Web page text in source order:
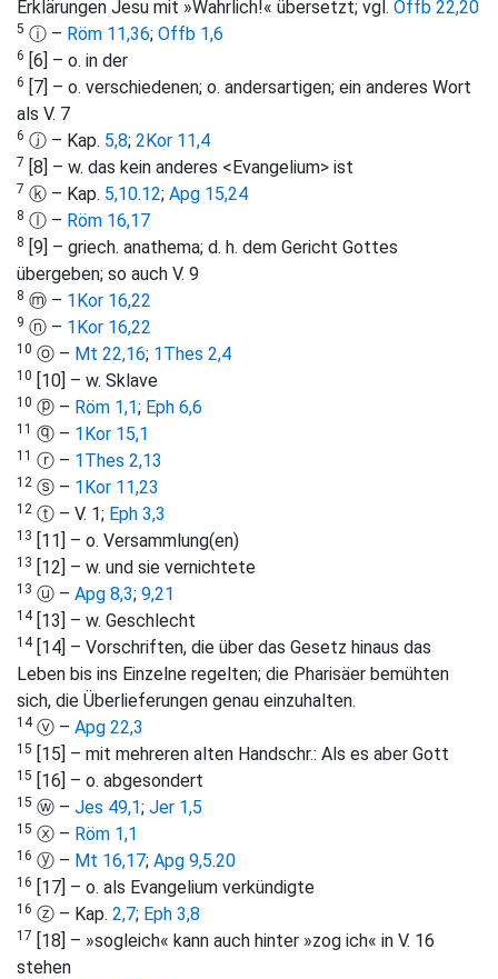
Erklärungen Jesu mit »Wahrlich!« übersetzt; vgl. Offb 22,20
5 ⓘ – Röm 11,36; Offb 1,6
6 [6] – o. in der
6 [7] – o. verschiedenen; o. andersartigen; ein anderes Wort
als V. 7
6 ⓙ – Kap. 5,8; 2Kor 11,4
7 [8] – w. das kein anderes <Evangelium> ist
7 ⓚ – Kap. 5,10.12; Apg 15,24
8 ⓛ – Röm 16,17
8 [9] – griech. anathema; d. h. dem Gericht Gottes
übergeben; so auch V. 9
8 ⓜ – 1Kor 16,22
9 ⓝ – 1Kor 16,22
10 ⓞ – Mt 22,16; 1Thes 2,4
10 [10] – w. Sklave
10 ⓟ – Röm 1,1; Eph 6,6
11 ⓠ – 1Kor 15,1
11 ⓡ – 1Thes 2,13
12 ⓢ – 1Kor 11,23
12 ⓣ – V. 1; Eph 3,3
13 [11] – o. Versammlung(en)
13 [12] – w. und sie vernichtete
13 ⓤ – Apg 8,3; 9,21
14[13] – w. Geschlecht
14[14] – Vorschriften, die über das Gesetz hinaus das
Leben bis ins Einzelne regelten; die Pharisäer bemühten
sich, die Überlieferungen genau einzuhalten.
14ⓥ – Apg 22,3
15 [15] – mit mehreren alten Handschr.: Als es aber Gott
15 [16] – o. abgesondert
15 ⓦ – Jes 49,1; Jer 1,5
15 ⓧ – Röm 1,1
16 ⓨ – Mt 16,17; Apg 9,5.20
16 [17] – o. als Evangelium verkündigte
16 ⓩ – Kap. 2,7; Eph 3,8
17 [18] – »sogleich« kann auch hinter »zog ich« in V. 16
stehen